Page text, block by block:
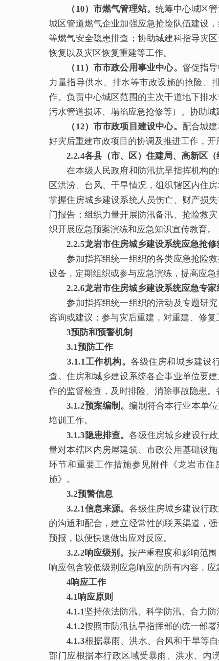
（10）市燃气管理站。统筹中心城区
城区管道燃气企业加强应急抢险队伍建设
等燃气安全隐患排查；协助城建科指导灾
恢复以及灾区恢复重建等工作。
（11）市市政公用事业中心。 督促指
力量指导供水、排水等市政设施的抢险、
作。负责中心城区范围的主次干道地下排
污水管道损坏、塌陷应急抢修等）。协助
（12）市市政项目建设中心。 配合城
好灾后重建市政项目的协调及推进工作，
2.2.4各县（市、区）住建局、高新区
在本级人民政府和防汛抗旱指挥机构的
区洪涝、台风、干旱情况，组织辖区内住
掌握住房城乡建设系统人员伤亡、财产损
门报告；组织力量开展防汛备汛、抢险救
织开展应急预案演练和应急知识宣传教育。
2.2.5龙岩市住房城乡建设系统应急抢
参加指挥组统一组织的各类应急抢险救
设备，定期组织或参与应急演练，提高应
2.2.6龙岩市住房城乡建设系统应急专家
参加指挥组统一组织的活动及专题研究
咨询或建议；参与灾后重建，对重建、修
3预防和预警机制
3.1预防工作
3.1.1工作机构。各级住房和城乡建设
查。住房和城乡建设系统各企事业单位要
作的监督检查，及时排险、消除事故隐患
3.1.2预案编制。编制符合本行业本单
培训工作。
3.1.3隐患排查。各级住房城乡建设行
量对本辖区内房屋建筑、市政公用基础设
环节和重要工作措施参见附件《龙岩市
施》。
3.2预警信息
3.2.1信息来源。各级住房城乡建设行
的沟通和配合，建立经常性的联系渠道，
预报，以便快速做出应对反应。
3.2.2响应级别。按严重程度和影响范
响应包含较低级别应急响应的所有内容，
4响应工作
4.1响应原则
4.1.1坚持依法防汛、科学防汛、合力
4.1.2按照市防汛抗旱指挥部的统一部
4.1.3根据暴雨、洪水、台风和干旱等
部门应根据本行政区域受暴雨、洪水、内